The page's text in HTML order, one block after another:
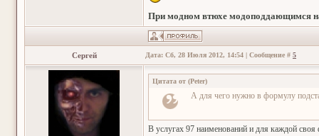
При модном втюхе модоподдающимся
Сергей Дата: Сб, 28 Июля 2012, 14:54 | Сообщение # 5
Цитата от (Peter)
А для чего нужно в формулу
В услугах 97 наименований и для каждой своя